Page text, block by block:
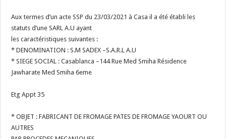
Aux termes d’un acte SSP du 23/03/2021 à Casa il a été établi les
statuts d’une SARL A.U ayant
les caractéristiques suivantes :
* DENOMINATION : S.M SADEX –S.A.R.L A.U
* SIEGE SOCIAL : Casablanca –144 Rue Med Smiha Résidence
Jawharate Med Smiha 6eme
Etg Appt 35
* OBJET : FABRICANT DE FROMAGE PATES DE FROMAGE YAOURT OU
AUTRES